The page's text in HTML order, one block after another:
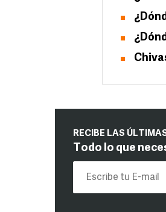
RECIBE LAS
Todo lo que